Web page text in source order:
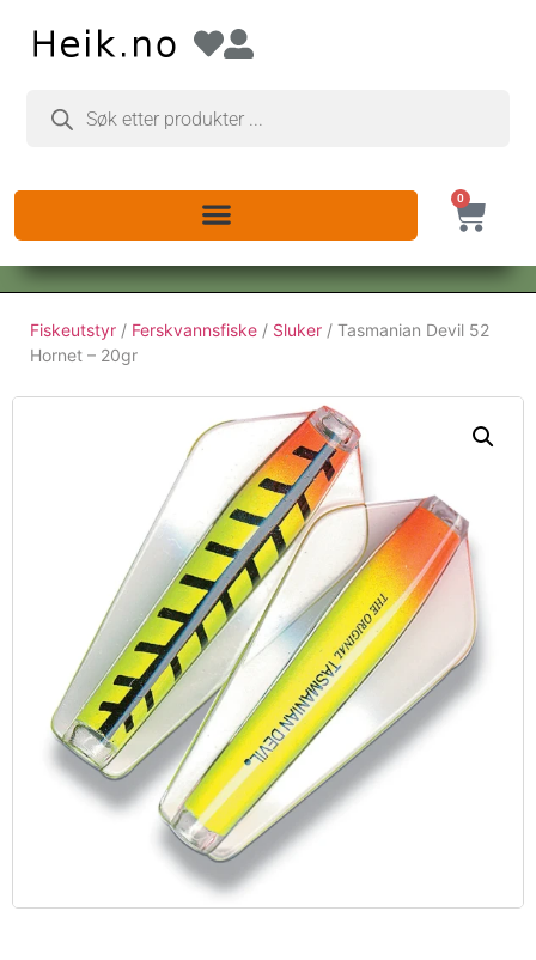
0
Fiskeutstyr / Ferskvannsfiske / Sluker / Tasmanian Devil 52
Hornet – 20gr